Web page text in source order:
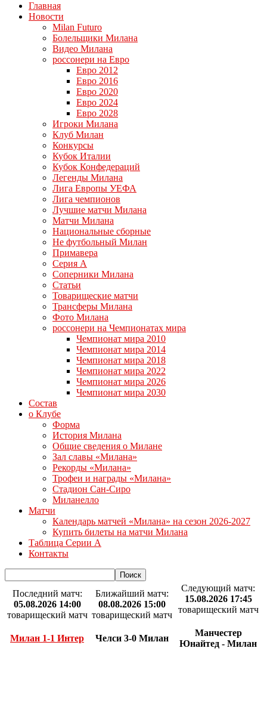
Главная
Новости
Milan Futuro
Болельщики Милана
Видео Милана
россонери на Евро
Евро 2012
Евро 2016
Евро 2020
Евро 2024
Евро 2028
Игроки Милана
Клуб Милан
Конкурсы
Кубок Италии
Кубок Конфедераций
Легенды Милана
Лига Европы УЕФА
Лига чемпионов
Лучшие матчи Милана
Матчи Милана
Национальные сборные
Не футбольный Милан
Примавера
Серия А
Соперники Милана
Статьи
Товарищеские матчи
Трансферы Милана
Фото Милана
россонери на Чемпионатах мира
Чемпионат мира 2010
Чемпионат мира 2014
Чемпионат мира 2018
Чемпионат мира 2022
Чемпионат мира 2026
Чемпионат мира 2030
Состав
о Клубе
Форма
История Милана
Общие сведения о Милане
Зал славы «Милана»
Рекорды «Милана»
Трофеи и награды «Милана»
Стадион Сан-Сиро
Миланелло
Матчи
Календарь матчей «Милана» на сезон 2026-2027
Купить билеты на матчи Милана
Таблица Серии А
Контакты
Последний матч:
05.08.2026 14:00
товарищеский матч
Милан 1-1 Интер
Ближайший матч:
08.08.2026 15:00
товарищеский матч
Челси 3-0 Милан
Следующий матч:
15.08.2026 17:45
товарищеский матч
Манчестер
Юнайтед - Милан